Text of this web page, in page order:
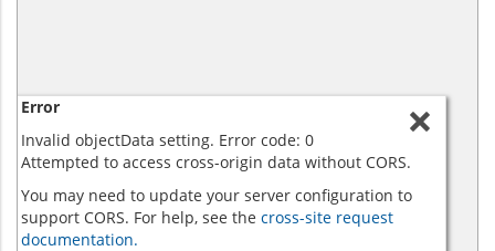
Error
Invalid objectData setting. Error code: 0
Attempted to access cross-origin data without CORS.
You may need to update your server configuration to
support CORS. For help, see the cross-site request
documentation.